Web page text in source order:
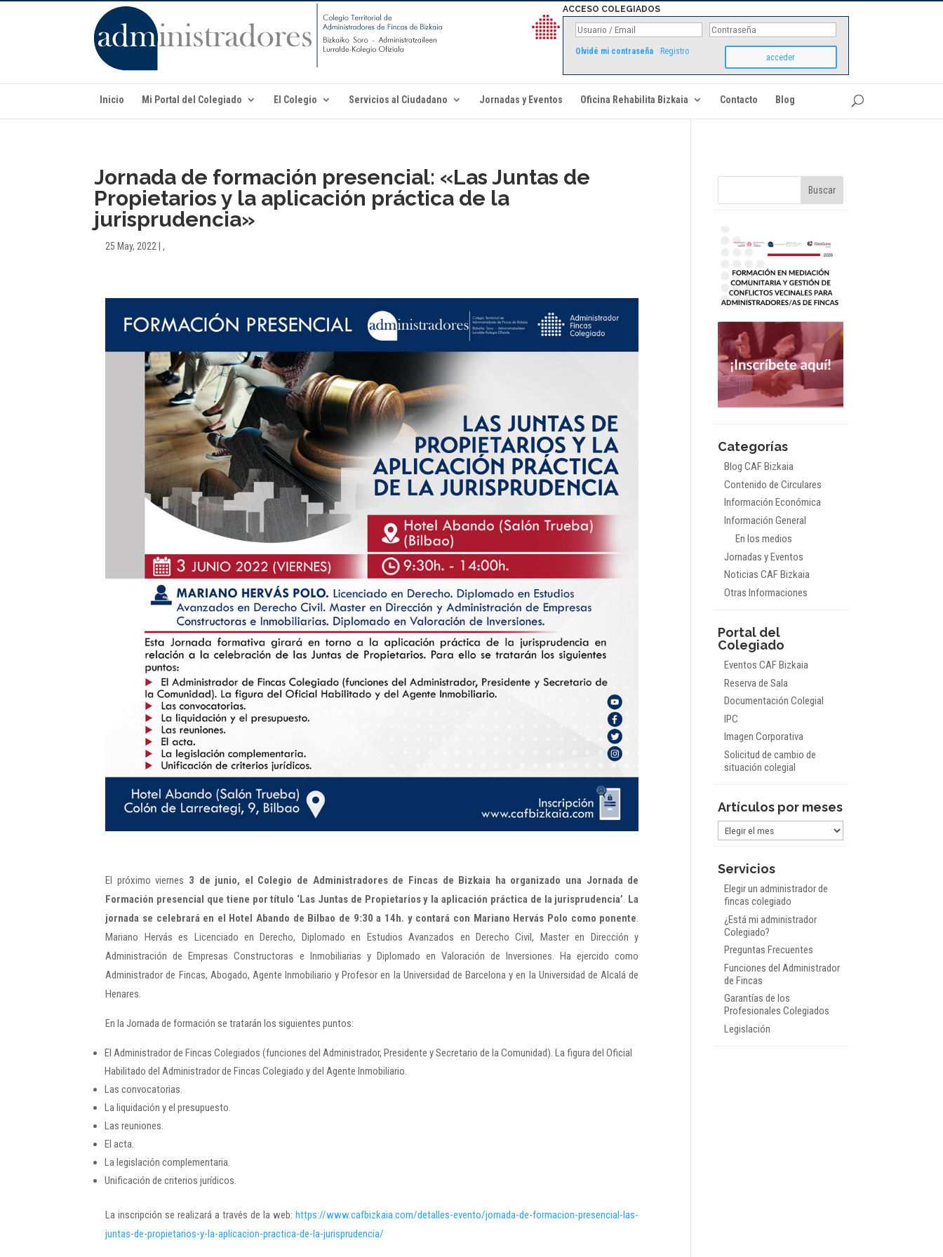
ACCESO COLEGIADOS
Olvidé mi contraseña Registro
Inicio Mi Portal del Colegiado El Colegio Servicios al Ciudadano Jornadas y Eventos Oficina Rehabilita Bizkaia Contacto Blog
Jornada de formación presencial: «Las Juntas de
Propietarios y la aplicación práctica de la
jurisprudencia»
25 May, 2022 |,
El próximo viernes 3 de junio, el Colegio de Administradores de Fincas de Bizkaia ha organizado una Jornada de
Formación presencial que tiene por título ‘Las Juntas de Propietarios y la aplicación práctica de la jurisprudencia’. La
jornada se celebrará en el Hotel Abando de Bilbao de 9:30 a 14h. y contará con Mariano Hervás Polo como ponente.
Mariano Hervás es Licenciado en Derecho, Diplomado en Estudios Avanzados en Derecho Civil, Master en Dirección y
Administración de Empresas Constructoras e Inmobiliarias y Diplomado en Valoración de Inversiones. Ha ejercido como
Administrador de Fincas, Abogado, Agente Inmobiliario y Profesor en la Universidad de Barcelona y en la Universidad de Alcalá de
Henares.
En la Jornada de formación se tratarán los siguientes puntos:
El Administrador de Fincas Colegiados (funciones del Administrador, Presidente y Secretario de la Comunidad). La figura del Oficial
Habilitado del Administrador de Fincas Colegiado y del Agente Inmobiliario.
Las convocatorias.
La liquidación y el presupuesto.
Las reuniones.
El acta.
La legislación complementaria.
Unificación de criterios jurídicos.
La inscripción se realizará a través de la web:https://www.cafbizkaia.com/detalles-evento/jornada-de-formacion-presencial-las-
juntas-de-propietarios-y-la-aplicacion-practica-de-la-jurisprudencia/
Categorías
Blog CAF Bizkaia
Contenido de Circulares
Información Económica
Información General
En los medios
Jornadas y Eventos
Noticias CAF Bizkaia
Otras Informaciones
Portal del
Colegiado
Eventos CAF Bizkaia
Reserva de Sala
Documentación Colegial
IPC
Imagen Corporativa
Solicitud de cambio de
situación colegial
Artículos por meses
Artículos
meses
Servicios
Elegir un administrador de
fincas colegiado
¿Está mi administrador
Colegiado?
Preguntas Frecuentes
Funciones del Administrador
de Fincas
Garantías de los
Profesionales Colegiados
Legislación